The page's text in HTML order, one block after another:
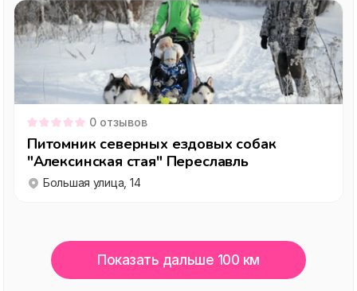
0 отзывов
Питомник северных ездовых собак
"Алексинская стая" Переславль
Большая улица, 14
Показать дальше 100 км